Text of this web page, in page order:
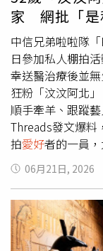
（Raul Castro）
（Ernesto “Che”
亞試圖發動革命
兄弟在古巴東部
游擊隊，並擔任
參與決定性的聖
場戰役發生在巴
幾天，被視為古
斯出任斐代爾卡
與卡斯楚和格瓦
始終在公開場合
保留著自革命初
Trotsky，俄羅斯
他還是一位健身
運動計畫。在漫
家 網批「是
中信兄弟啦啦隊
日參加私人棚拍
幸送醫治療後並
狂粉「汶汶阿北
順手牽羊、跟蹤
Threads發文爆料
拍愛好者的一員
棒球或啦啦隊的
但「汶汶阿北」
是令人厭惡的「
有人說，「汶汶
播房業涵的活動
活動中。「汶汶
06月21日, 2026